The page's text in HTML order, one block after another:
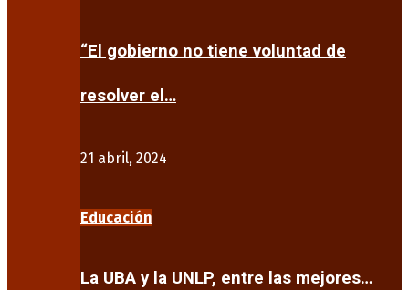
“El gobierno no tiene voluntad de
resolver el…
21 abril, 2024
Educación
La UBA y la UNLP, entre las mejores…